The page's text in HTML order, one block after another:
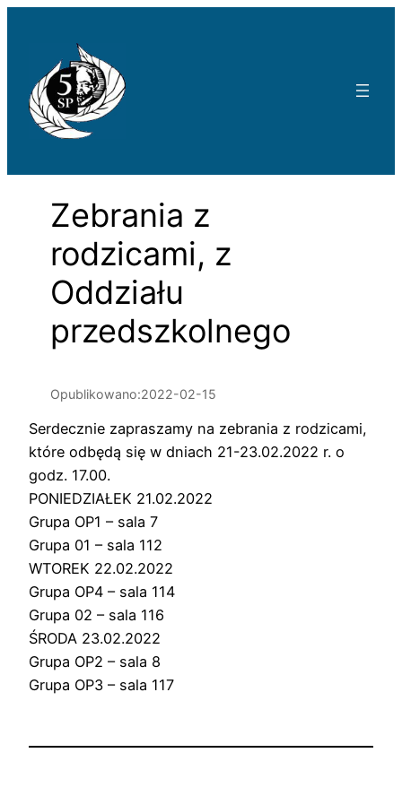
Zebrania z
rodzicami, z
Oddziału
przedszkolnego
Opublikowano:2022-02-15
Serdecznie zapraszamy na zebrania z rodzicami,
które odbędą się w dniach 21-23.02.2022 r. o
godz. 17.00.
PONIEDZIAŁEK 21.02.2022
Grupa OP1 – sala 7
Grupa 01 – sala 112
WTOREK 22.02.2022
Grupa OP4 – sala 114
Grupa 02 – sala 116
ŚRODA 23.02.2022
Grupa OP2 – sala 8
Grupa OP3 – sala 117